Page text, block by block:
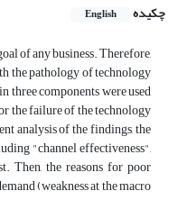
چکیده
English
of any business. Therefore,
the pathology of technology
three components were used
the failure of the technology
analysis of the findings, the
"channel effectiveness",
Then, the reasons for poor
(weakness at the macro